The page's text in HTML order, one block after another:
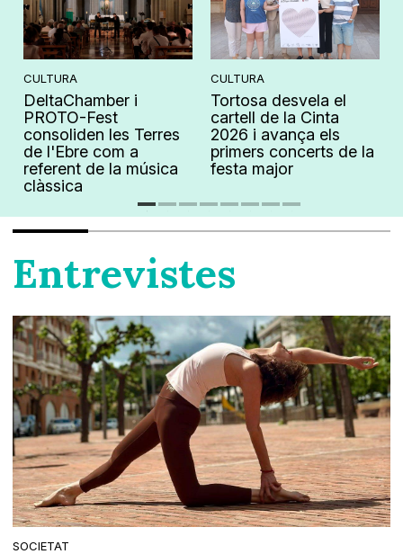
CULTURA
DeltaChamber i
PROTO-Fest
consoliden les Terres
de l'Ebre com a
referent de la música
clàssica
CULTURA
Tortosa desvela el
cartell de la Cinta
2026 i avança els
primers concerts de la
festa major
Entrevistes
SOCIETAT